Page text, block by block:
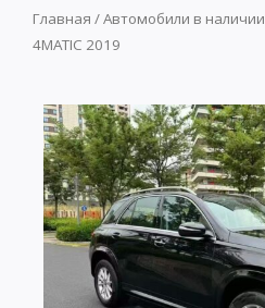
Главная /Автомобили в наличии
4MATIC 2019